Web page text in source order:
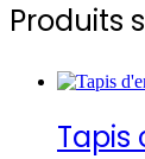
Produits